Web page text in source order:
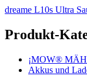
dreame L10s Ultra
Produkt-
¡MOW®
Akkus und